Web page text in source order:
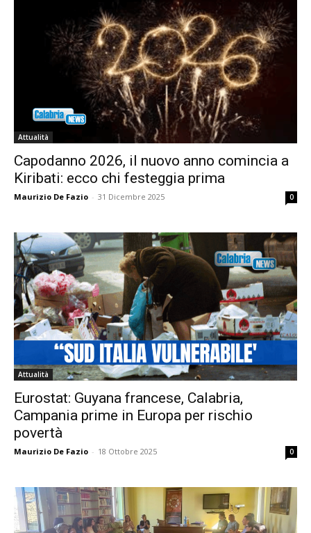
Attualità
Capodanno 2026, il nuovo anno comincia a
Kiribati: ecco chi festeggia prima
Maurizio De Fazio - 31 Dicembre 2025 0
Attualità
Eurostat: Guyana francese, Calabria,
Campania prime in Europa per rischio
povertà
Maurizio De Fazio - 18 Ottobre 2025 0